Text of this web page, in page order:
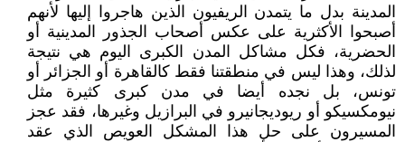
المدينة بدل ما يتمدن الريفيون الذين هاجروا إليها لأنهم
أصبحوا الأكثرية على عكس أصحاب الجذور المدينية أو
الحضرية، فكل مشاكل المدن الكبرى اليوم هي نتيجة
لذلك، وهذا ليس في منطقتنا فقط كالقاهرة أو الجزائر أو
تونس، بل نجده أيضا في مدن كبرى كثيرة مثل
نيومكسيكو أو ريوديجانيرو في البرازيل وغيرها، فقد عجز
المسيرون على حل هذا المشكل العويص الذي عقد